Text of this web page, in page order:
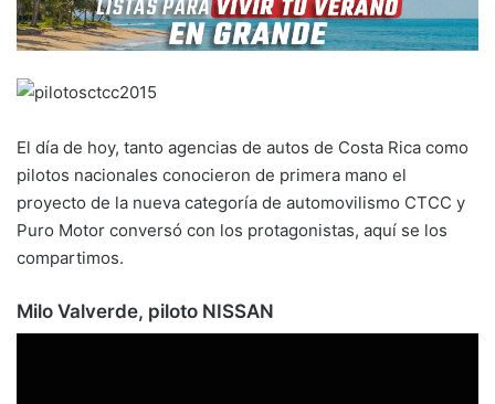
El día de hoy, tanto agencias de autos de Costa Rica como
pilotos nacionales conocieron de primera mano el
proyecto de la nueva categoría de automovilismo CTCC y
Puro Motor conversó con los protagonistas, aquí se los
compartimos.
Milo Valverde, piloto NISSAN